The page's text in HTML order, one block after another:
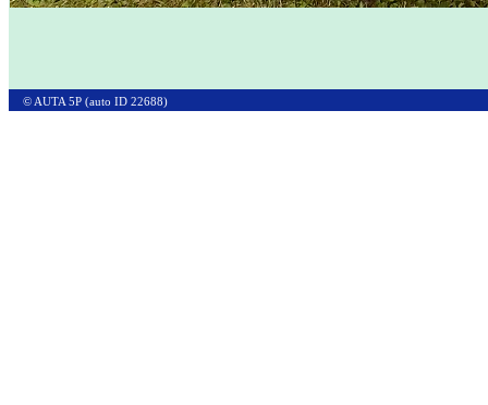
© AUTA 5P (auto ID 22688)